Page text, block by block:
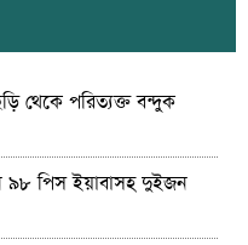
থেকে পরিত্যক্ত বন্দুক
৯৮ পিস ইয়াবাসহ দুইজন